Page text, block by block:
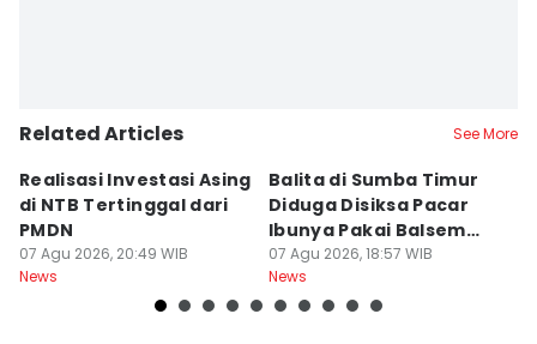
Related Articles See More
Realisasi Investasi Asing
di NTB Tertinggal dari
PMDN
07 Agu 2026, 20:49 WIB
News
Balita di Sumba Timur
Diduga Disiksa Pacar
Ibunya Pakai Balsem
dan Cabai
07 Agu 2026, 18:57 WIB
News